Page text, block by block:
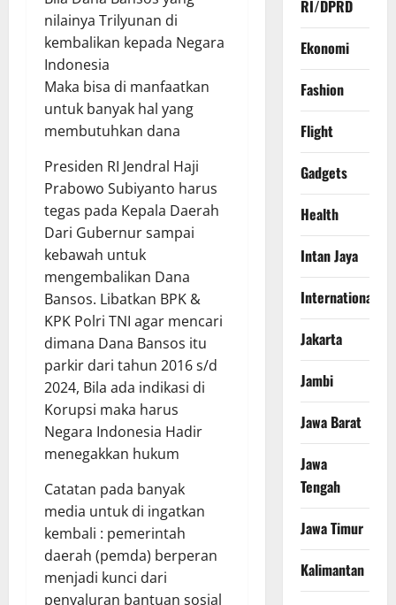
nilainya Trilyunan di
kembalikan kepada Negara
Indonesia
Maka bisa di manfaatkan
untuk banyak hal yang
membutuhkan dana
Presiden RI Jendral Haji
Prabowo Subiyanto harus
tegas pada Kepala Daerah
Dari Gubernur sampai
kebawah untuk
mengembalikan Dana
Bansos. Libatkan BPK &
KPK Polri TNI agar mencari
dimana Dana Bansos itu
parkir dari tahun 2016 s/d
2024, Bila ada indikasi di
Korupsi maka harus
Negara Indonesia Hadir
menegakkan hukum
Catatan pada banyak
media untuk di ingatkan
kembali : pemerintah
daerah (pemda) berperan
menjadi kunci dari
penyaluran bantuan sosial
RI/DPRD
Ekonomi
Fashion
Flight
Gadgets
Health
Intan Jaya
International
Jakarta
Jambi
Jawa Barat
Jawa
Tengah
Jawa Timur
Kalimantan